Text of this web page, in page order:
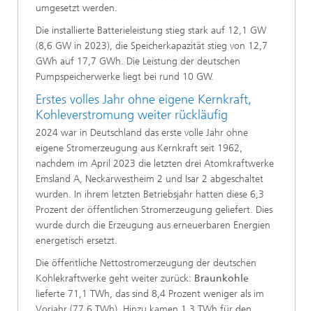
umgesetzt werden.
Die installierte Batterieleistung stieg stark auf 12,1 GW
(8,6 GW in 2023), die Speicherkapazität stieg von 12,7
GWh auf 17,7 GWh. Die Leistung der deutschen
Pumpspeicherwerke liegt bei rund 10 GW.
Erstes volles Jahr ohne eigene Kernkraft,
Kohleverstromung weiter rückläufig
2024 war in Deutschland das erste volle Jahr ohne
eigene Stromerzeugung aus Kernkraft seit 1962,
nachdem im April 2023 die letzten drei Atomkraftwerke
Emsland A, Neckarwestheim 2 und Isar 2 abgeschaltet
wurden. In ihrem letzten Betriebsjahr hatten diese 6,3
Prozent der öffentlichen Stromerzeugung geliefert. Dies
wurde durch die Erzeugung aus erneuerbaren Energien
energetisch ersetzt.
Die öffentliche Nettostromerzeugung der deutschen
Kohlekraftwerke geht weiter zurück: Braunkohle
lieferte 71,1 TWh, das sind 8,4 Prozent weniger als im